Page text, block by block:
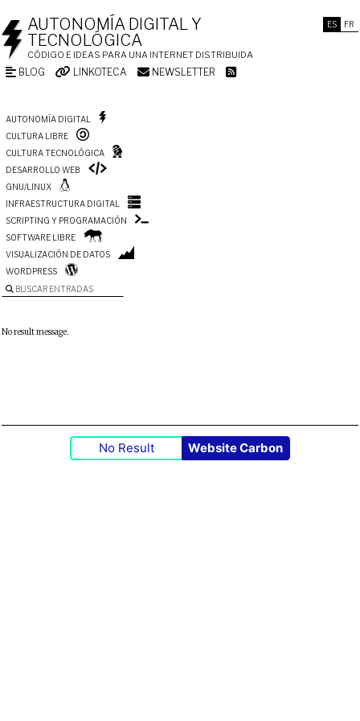
ES FR
AUTONOMÍA DIGITAL Y
TECNOLÓGICA
CÓDIGO E IDEAS PARA UNA INTERNET DISTRIBUIDA
BLOG LINKOTECA NEWSLETTER
AUTONOMÍA DIGITAL
CULTURA LIBRE
CULTURA TECNOLÓGICA
DESARROLLO WEB
GNU/LINUX
INFRAESTRUCTURA DIGITAL
SCRIPTING Y PROGRAMACIÓN
SOFTWARE LIBRE
VISUALIZACIÓN DE DATOS
WORDPRESS
BUSCAR ENTRADAS
No result message.
No Result Website Carbon